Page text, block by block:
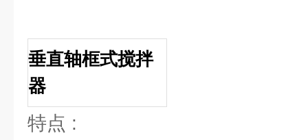
垂直轴框式搅拌
器
特点 :